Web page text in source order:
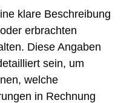
klare Beschreibung
erbrachten
Diese Angaben
sein, um
welche
in Rechnung